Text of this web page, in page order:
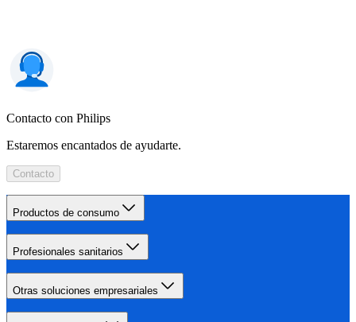
Contacto con Philips
Estaremos encantados de ayudarte.
Contacto
Productos de consumo
Profesionales sanitarios
Otras soluciones empresariales